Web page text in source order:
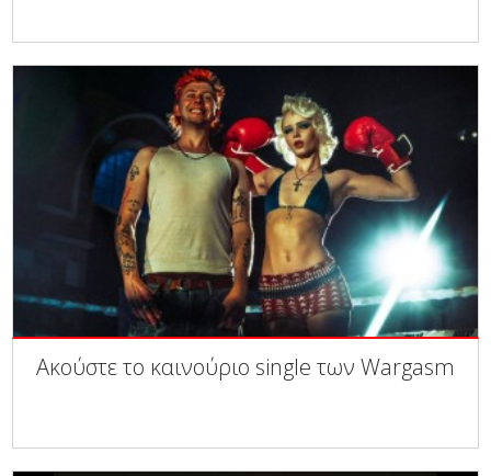
Ακούστε το καινούριο single των Wargasm